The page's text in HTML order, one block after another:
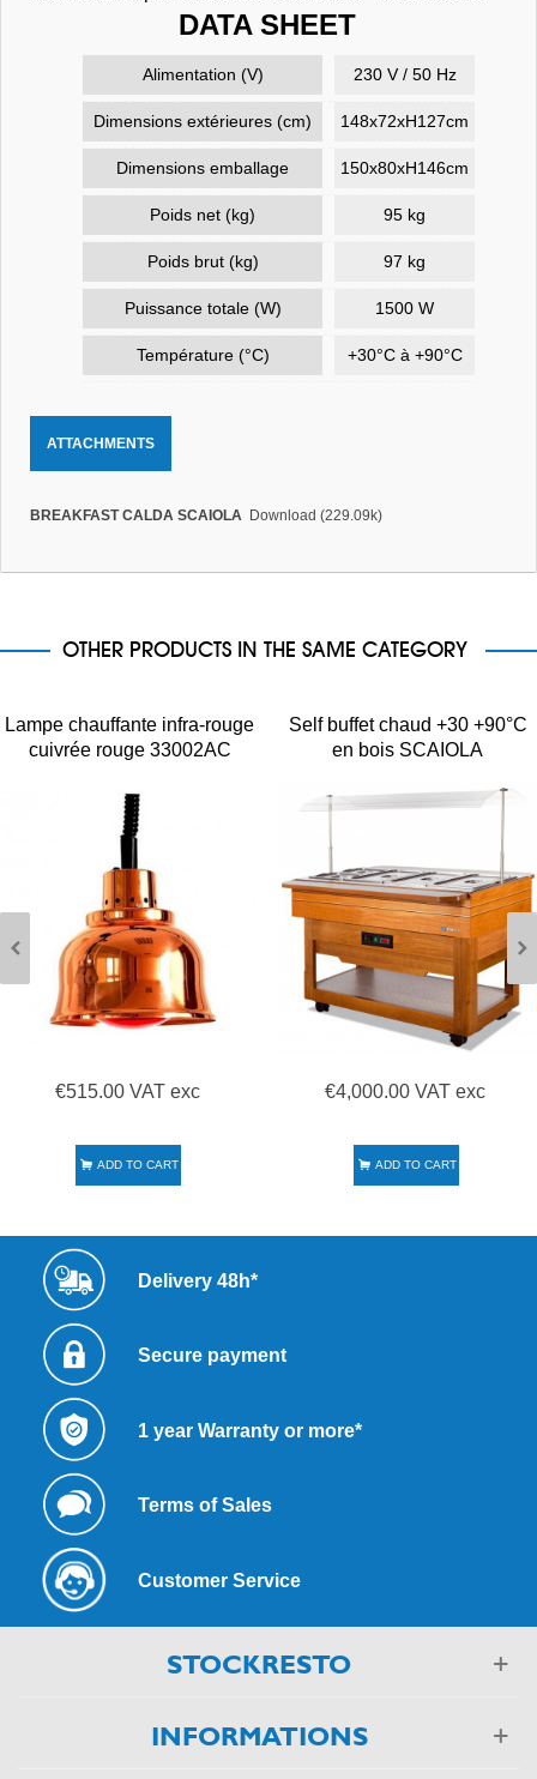
DATA SHEET
Alimentation (V) 230 V / 50 Hz
Dimensions extérieures (cm) 148x72xH127cm
Dimensions emballage 150x80xH146cm
Poids net (kg) 95 kg
Poids brut (kg) 97 kg
Puissance totale (W) 1500 W
Température (°C) +30°C à +90°C
ATTACHMENTS
BREAKFAST CALDA SCAIOLA Download (229.09k)
OTHER PRODUCTS IN THE SAME CATEGORY
Lampe chauffante infra-rouge
cuivrée rouge 33002AC
€515.00 VAT exc
ADD TO CART
Self buffet chaud +30 +90°C
en bois SCAIOLA
€4,000.00 VAT exc
ADD TO CART
Delivery 48h*
Secure payment
1 year Warranty or more*
Terms of Sales
Customer Service
STOCKRESTO
INFORMATIONS